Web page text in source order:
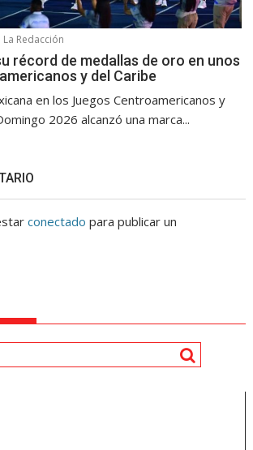
La Redacción
récord de medallas de oro en unos
y del Caribe
en los Juegos Centroamericanos y
2026 alcanzó una marca...
conectado para publicar un